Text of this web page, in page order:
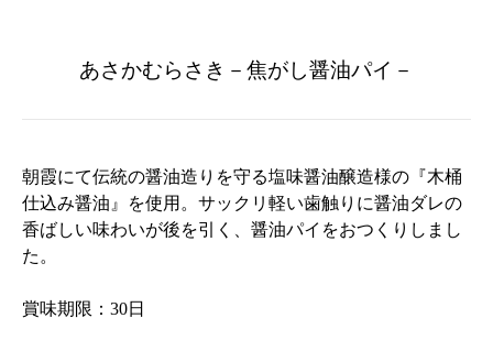
あさかむらさき－焦がし醤油パイ－
朝霞にて伝統の醤油造りを守る塩味醤油醸造様の『木桶
仕込み醤油』を使用。サックリ軽い歯触りに醤油ダレの
香ばしい味わいが後を引く、醤油パイをおつくりしまし
た。
賞味期限：30日